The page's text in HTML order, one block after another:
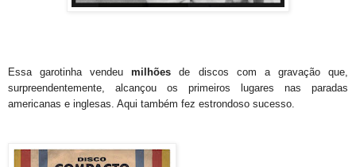
Essa garotinha vendeumilhões de discos com a gravação que,
surpreendentemente, alcançou os primeiros lugares nas paradas
americanas e inglesas. Aqui também fez estrondoso sucesso.